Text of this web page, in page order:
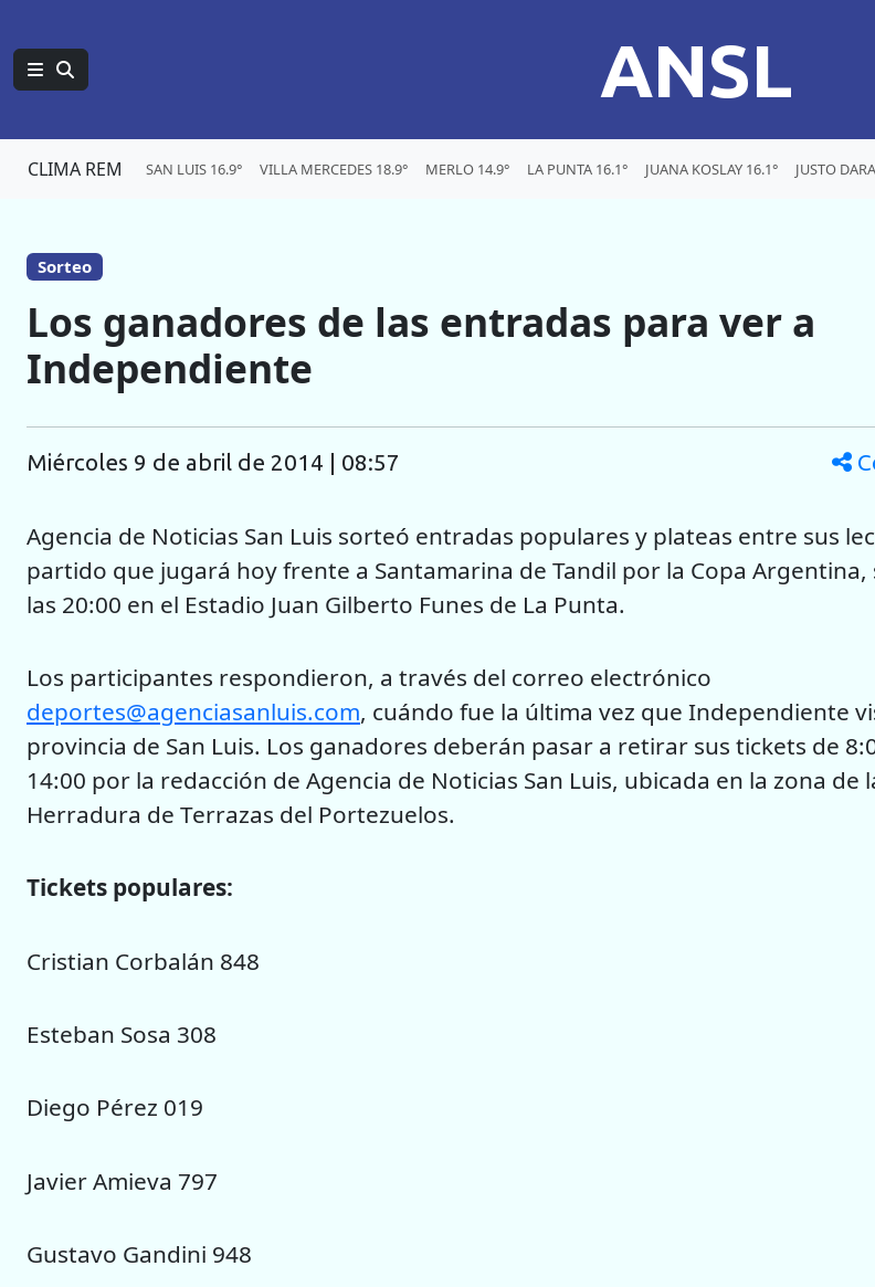
ANSL
CLIMA REM SAN LUIS 16.9° VILLA MERCEDES 18.9° MERLO 14.9° LA PUNTA 16.1° JUANA KOSLAY 16.1° JUSTO
Sorteo
Los ganadores de las entradas para ver a
Independiente
miércoles 9 de abril de 2014 | 08:57
Agencia de Noticias San Luis sorteó entradas populares y plateas entre sus
partido que jugará hoy frente a Santamarina de Tandil por la Copa Argentina,
las 20:00 en el Estadio Juan Gilberto Funes de La Punta.
Los participantes respondieron, a través del correo electrónico
deportes@agenciasanluis.com, cuándo fue la última vez que Independiente
provincia de San Luis. Los ganadores deberán pasar a retirar sus tickets de
14:00 por la redacción de Agencia de Noticias San Luis, ubicada en la zona de
Herradura de Terrazas del Portezuelos.
Tickets populares:
Cristian Corbalán 848
Esteban Sosa 308
Diego Pérez 019
Javier Amieva 797
Gustavo Gandini 948